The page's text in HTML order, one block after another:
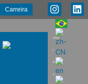
Carreira
PMA
|
Energia
e